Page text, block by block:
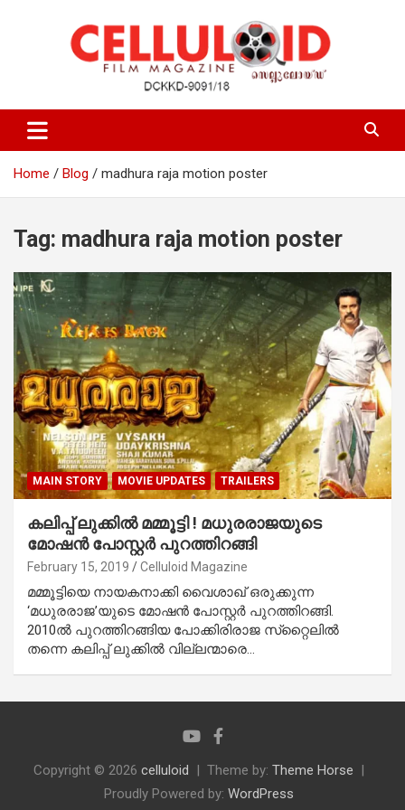
celluloid
Home Blog madhura raja motion poster
Tag: madhura raja motion poster
MAIN STORY MOVIE UPDATES TRAILERS
കലിപ്പ് ലുക്കില്‍ മമ്മൂട്ടി ! മധുരരാജയുടെ
മോഷന്‍ പോസ്റ്റര്‍ പുറത്തിറങ്ങി
February 15, 2019 Celluloid Magazine
മമ്മൂട്ടിയെ നായകനാക്കി വൈശാഖ് ഒരുക്കുന്ന
‘മധുരരാജ’യുടെ മോഷന്‍ പോസ്റ്റര്‍ പുറത്തിറങ്ങി.
2010ല്‍ പുറത്തിറങ്ങിയ പോക്കിരിരാജ സ്‌റ്റൈലില്‍
തന്നെ കലിപ്പ് ലുക്കില്‍ വില്ലന്മാരെ…
Copyright © 2026 celluloid Theme by: Theme Horse
Proudly Powered by: WordPress